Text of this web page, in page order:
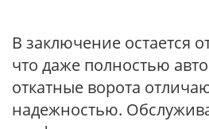
В заключение остается
что даже полностью
откатные ворота
надежностью.